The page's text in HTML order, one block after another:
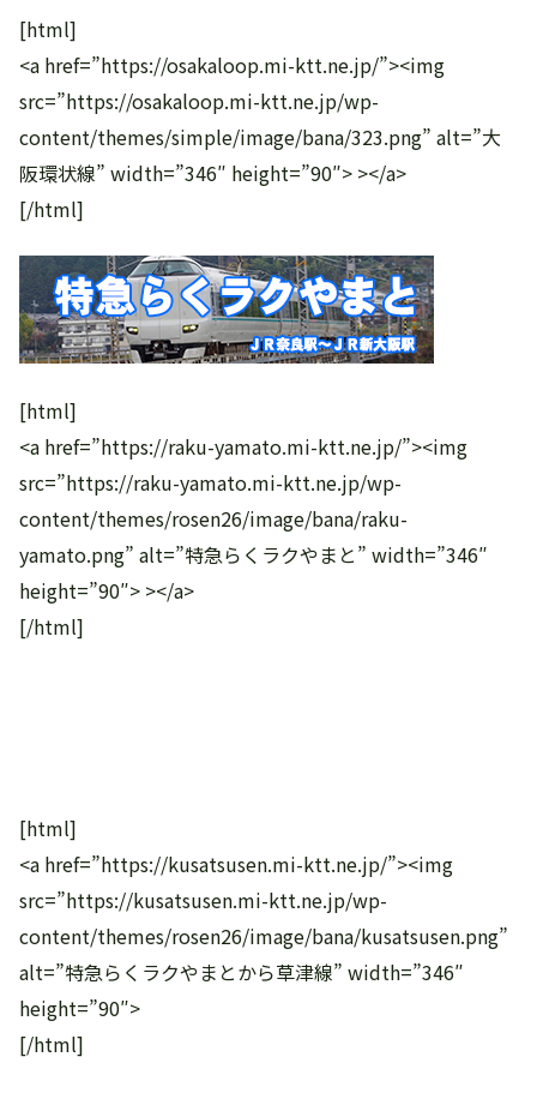
[html]
<a href=”https://osakaloop.mi-ktt.ne.jp/”><img
src=”https://osakaloop.mi-ktt.ne.jp/wp-
content/themes/simple/image/bana/323.png” alt=”大
阪環状線” width=”346″ height=”90″> ></a>
[/html]
[html]
<a href=”https://raku-yamato.mi-ktt.ne.jp/”><img
src=”https://raku-yamato.mi-ktt.ne.jp/wp-
content/themes/rosen26/image/bana/raku-
yamato.png” alt=”特急らくラクやまと” width=”346″
height=”90″> ></a>
[/html]
[html]
<a href=”https://kusatsusen.mi-ktt.ne.jp/”><img
src=”https://kusatsusen.mi-ktt.ne.jp/wp-
content/themes/rosen26/image/bana/kusatsusen.png”
alt=”特急らくラクやまとから草津線” width=”346″
height=”90″>
[/html]